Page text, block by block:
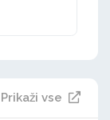
Prikaži vse